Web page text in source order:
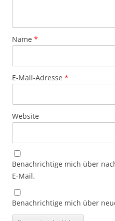
Name *
E-Mail-Adresse *
Website
Benachrichtige mich über
E-Mail.
Benachrichtige mich über